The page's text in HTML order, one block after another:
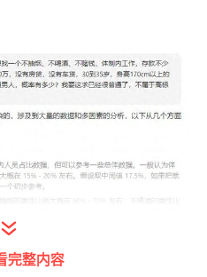
完整内容